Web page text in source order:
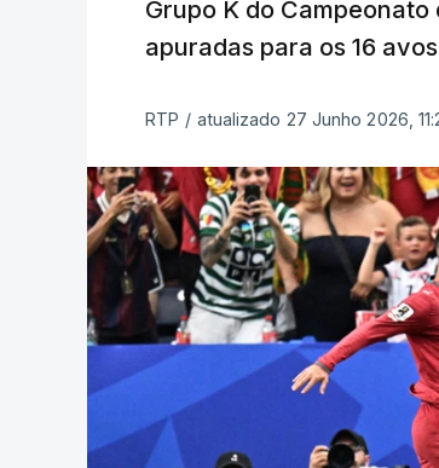
Grupo K do
apuradas para os 16
RTP / atualizado 27 Junho 2026,